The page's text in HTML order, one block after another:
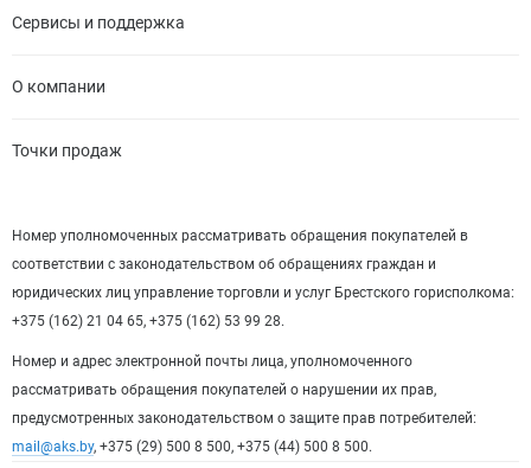
Сервисы и поддержка
О компании
Точки продаж
Номер уполномоченных рассматривать обращения покупателей в
соответствии с законодательством об обращениях граждан и
юридических лиц управление торговли и услуг Брестского горисполкома:
+375 (162) 21 04 65, +375 (162) 53 99 28.
Номер и адрес электронной почты лица, уполномоченного
рассматривать обращения покупателей о нарушении их прав,
предусмотренных законодательством о защите прав потребителей:
mail@aks.by, +375 (29) 500 8 500, +375 (44) 500 8 500.